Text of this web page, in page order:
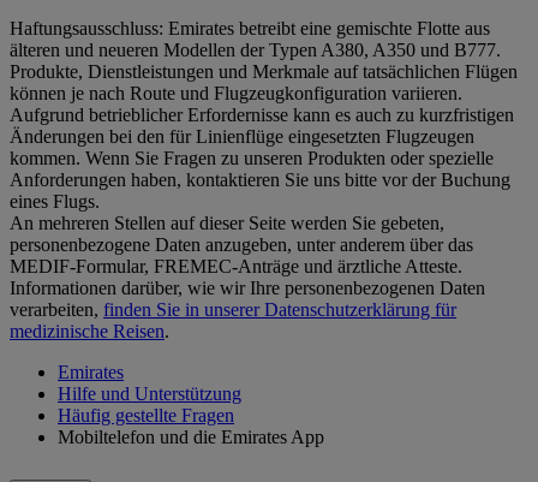
Haftungsausschluss: Emirates betreibt eine gemischte Flotte aus
älteren und neueren Modellen der Typen A380, A350 und B777.
Produkte, Dienstleistungen und Merkmale auf tatsächlichen Flügen
können je nach Route und Flugzeugkonfiguration variieren.
Aufgrund betrieblicher Erfordernisse kann es auch zu kurzfristigen
Änderungen bei den für Linienflüge eingesetzten Flugzeugen
kommen. Wenn Sie Fragen zu unseren Produkten oder spezielle
Anforderungen haben, kontaktieren Sie uns bitte vor der Buchung
eines Flugs.
An mehreren Stellen auf dieser Seite werden Sie gebeten,
personenbezogene Daten anzugeben, unter anderem über das
MEDIF-Formular, FREMEC-Anträge und ärztliche Atteste.
Informationen darüber, wie wir Ihre personenbezogenen Daten
verarbeiten, finden Sie in unserer Datenschutzerklärung für
medizinische Reisen.
Emirates
Hilfe und Unterstützung
Häufig gestellte Fragen
Mobiltelefon und die Emirates App